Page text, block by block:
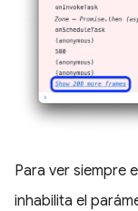
Para ver siempre
inhabilita el